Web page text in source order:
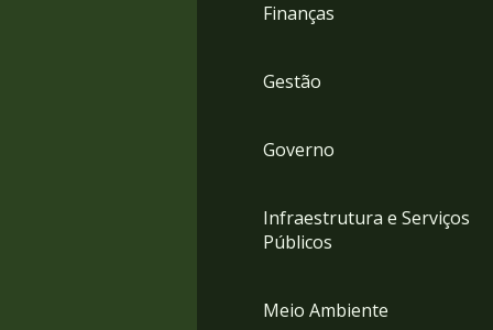
Finanças
Gestão
Governo
Infraestrutura e Serviços
Públicos
Meio Ambiente